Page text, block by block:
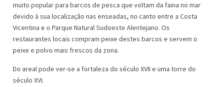
muito popular para barcos de pesca que voltam da faina no mar
devido à sua localização nas enseadas, no canto entre a Costa
Vicentina e o Parque Natural Sudoeste Alentejano. Os
restaurantes locais compram peixe destes barcos e servem o
peixe e polvo mais frescos da zona.
Do areal pode ver-se a fortaleza do século XVII e uma torre do
século XVI.